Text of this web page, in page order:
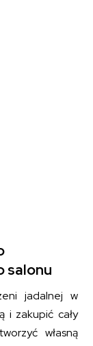
salonu
jadalnej w
i zakupić cały
własną